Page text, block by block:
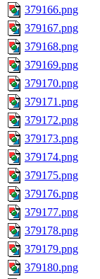
379166.png
379167.png
379168.png
379169.png
379170.png
379171.png
379172.png
379173.png
379174.png
379175.png
379176.png
379177.png
379178.png
379179.png
379180.png